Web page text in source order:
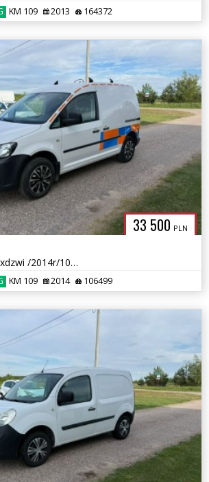
KM 109 2013 164372
33 500 PLN
2.0 MPI/Warsztat/2xdzwi /2014r/106 tys przebieg Nowa Instalacja LPG
KM 109 2014 106499